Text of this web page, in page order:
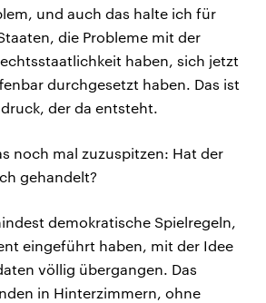
und auch das halte ich für
die Probleme mit der
haben, sich jetzt
durchgesetzt haben. Das ist
der da entsteht.
noch mal zuzuspitzen: Hat der
gehandelt?
demokratische Spielregeln,
eingeführt haben, mit der Idee
völlig übergangen. Das
in Hinterzimmern, ohne